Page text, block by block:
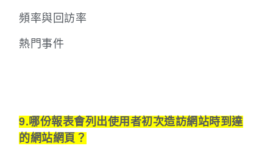
頻率與回訪率
熱門事件
9.哪份報表會列出使用者初次造訪網站時到達
的網站網頁？